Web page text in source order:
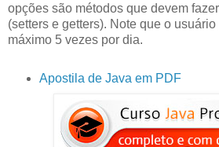
opções são métodos que devem
(setters e getters). Note que o
máximo 5 vezes por dia.
Apostila de Java em PDF